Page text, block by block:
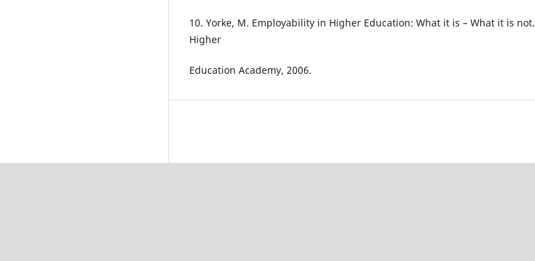
10. Yorke, M. Employability in Higher Education: What it is – What it is not.
Higher
Education Academy, 2006.